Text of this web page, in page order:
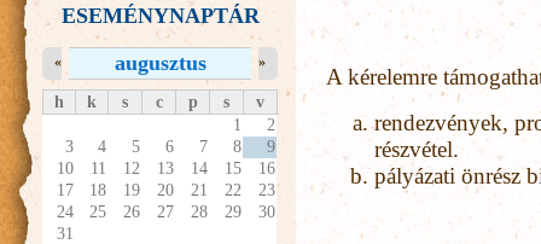
A kérelemre
rendezvények,
részvétel.
pályázati önrész
ESEMÉNYNAPTÁR
augusztus
« »
h k s c p s
v
1
2
3
4 5 6 7 8
9
10
11 12 13 14 15
16
17
18 19 20 21 22
23
24
25 26 27 28 29
30
31